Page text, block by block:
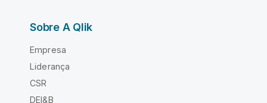
Sobre A Qlik
Empresa
Liderança
CSR
DEI&B